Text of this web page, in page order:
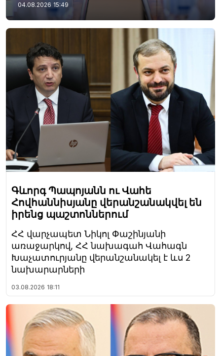
04.08.2026 15:49
Գևորգ Պապոյանն ու Վահե
Հովհաննիսյանը վերանշանակվել են
իրենց պաշտոններում
ՀՀ վարչապետ Նիկոլ Փաշինյանի
առաջարկով, ՀՀ նախագահ Վահագն
Խաչատուրյանը վերանշանակել է ևս 2
նախարարների
03.08.2026 18:11